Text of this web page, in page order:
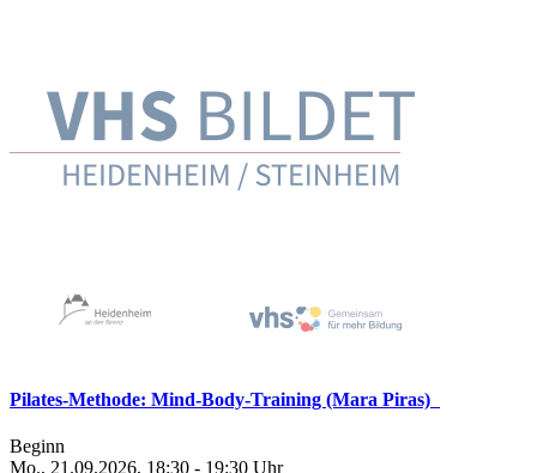
Pilates-Methode: Mind-Body-Training (Mara Piras)
Beginn
Mo., 21.09.2026, 18:30 - 19:30 Uhr